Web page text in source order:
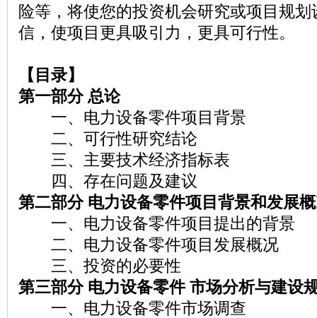
险等，将使您的投资机会研究或项目规
信，使项目更具吸引力，更具可行性。
【目录】
第一部分 总论
一、电力设备零件项目背景
二、可行性研究结论
三、主要技术经济指标表
四、存在问题及建议
第二部分 电力设备零件项目背景和发展
一、电力设备零件项目提出的背景
二、电力设备零件项目发展概况
三、投资的必要性
第三部分 电力设备零件 市场分析与建设
一、电力设备零件市场调查